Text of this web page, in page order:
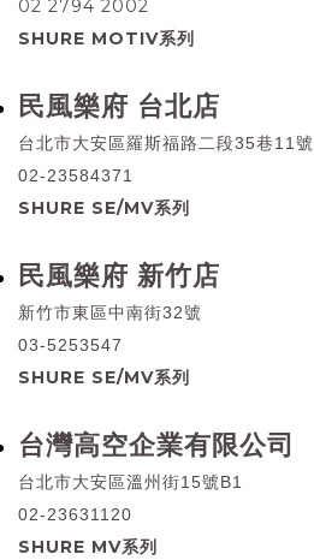
02 2794 2002
SHURE MOTIV系列
民風樂府 台北店
台北市大安區羅斯福路二段35巷11號
02-23584371
SHURE SE/MV系列
民風樂府 新竹店
新竹市東區中南街32號
03-5253547
SHURE SE/MV系列
台灣高空企業有限公司
台北市大安區溫州街15號B1
02-23631120
SHURE MV系列